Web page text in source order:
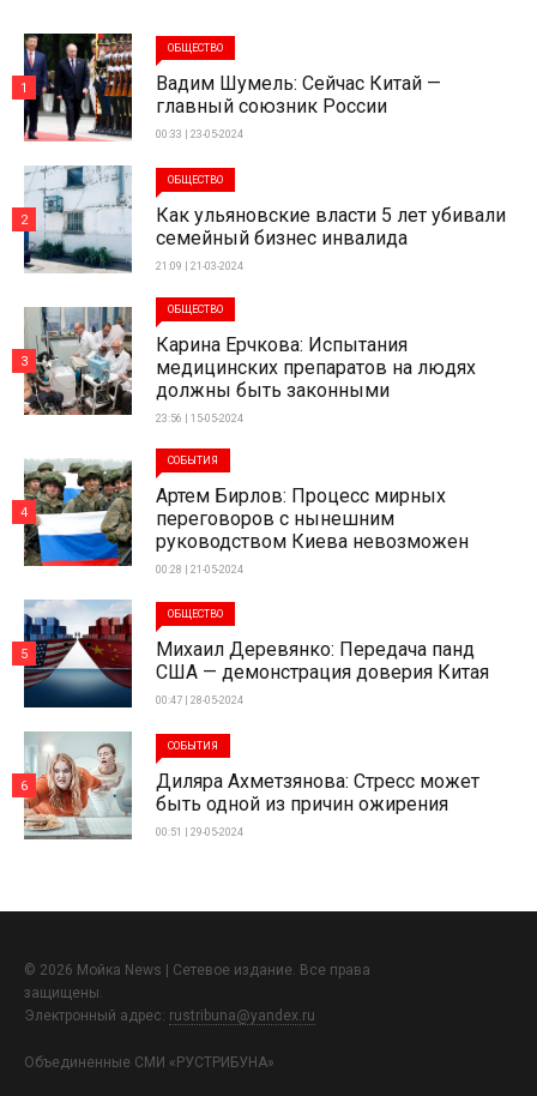
ОБЩЕСТВО
Вадим Шумель: Сейчас Китай —
главный союзник России
00:33 | 23-05-2024
1
ОБЩЕСТВО
Как ульяновские власти 5 лет убивали
семейный бизнес инвалида
21:09 | 21-03-2024
2
ОБЩЕСТВО
Карина Ерчкова: Испытания
медицинских препаратов на людях
должны быть законными
23:56 | 15-05-2024
3
СОБЫТИЯ
Артем Бирлов: Процесс мирных
переговоров с нынешним
руководством Киева невозможен
00:28 | 21-05-2024
4
ОБЩЕСТВО
Михаил Деревянко: Передача панд
США — демонстрация доверия Китая
00:47 | 28-05-2024
5
СОБЫТИЯ
Диляра Ахметзянова: Стресс может
быть одной из причин ожирения
00:51 | 29-05-2024
6
© 2026 Мойка News | Сетевое издание. Все права
защищены.
Электронный адрес: rustribuna@yandex.ru
Объединенные СМИ «РУСТРИБУНА»